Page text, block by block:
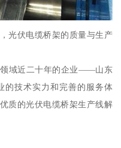
光伏电缆桥架的质量与生产
领域近二十年的企业——山东
的技术实力和完善的服务体
质的光伏电缆桥架生产线解